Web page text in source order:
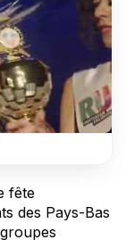
fête
des Pays-Bas